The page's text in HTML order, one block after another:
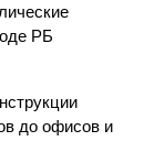
РБ
до офисов и